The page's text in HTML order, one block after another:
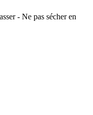
- Ne pas sécher en